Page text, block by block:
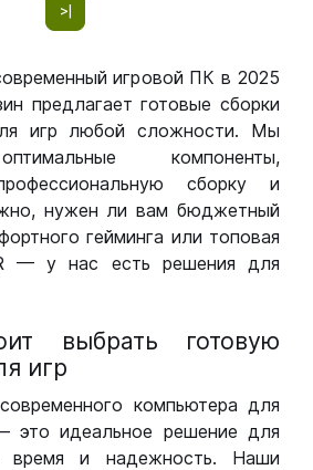
>|
игровой ПК в 2025
предлагает готовые сборки
игр любой сложности. Мы
компоненты,
сборку и
нужен ли вам бюджетный
гейминга или топовая
— у нас есть решения для
выбрать готовую
игр
компьютера для
это идеальное решение для
время и надежность. Наши